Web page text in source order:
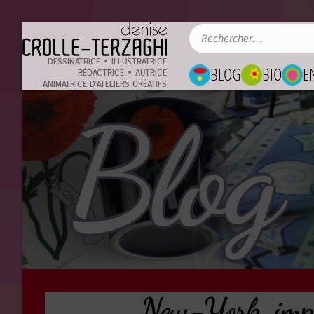
DESSINATRICE • ILLUSTRATRICE
RÉDACTRICE • AUTRICE
ANIMATRICE D'ATELIERS CRÉATIFS
BLOG BIO
Blog